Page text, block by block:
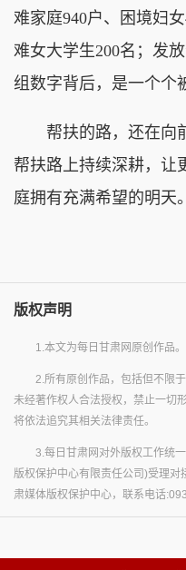
难家庭940户、困境妇
难女大学生200名；发
组数字背后，是一个个
帮扶的路，还在向
帮扶路上持续深耕，让
庭拥有充满希望的明天。
版权声明
1.本文为每日甘肃网原创作品。
2.所有原创作品，包括但不限
未经著作权人合法授权，禁止一切
将依法追究其相关法律责任。
3.每日甘肃网对外版权工作统
版权保护中心有限责任公司)受理
肃媒体版权保护中心，联系电话